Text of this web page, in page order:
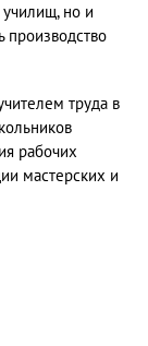
но и
труда в
рабочих
мастерских и